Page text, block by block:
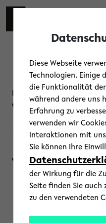
Skip to main content
Diskussion
What Is
in
Voices
Diese Webseite
Technologien. Einige
die Funktionalität
während andere uns
Erfahrung zu
verwenden wir
Interaktionen mit
Sie können Ihre
der Wirkung für die
Seite finden Sie
zu den verwendeten